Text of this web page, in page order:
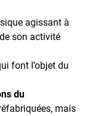
agissant à
son activité
font l’objet du
du
mais